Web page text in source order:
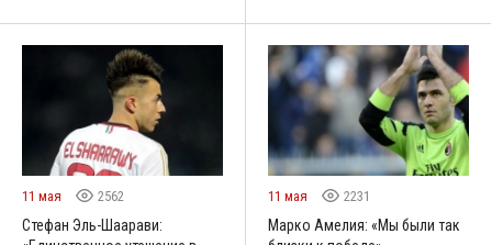
11 мая 2562
Стефан Эль-Шаарави:
11 мая 2231
Марко Амелия: «Мы были так